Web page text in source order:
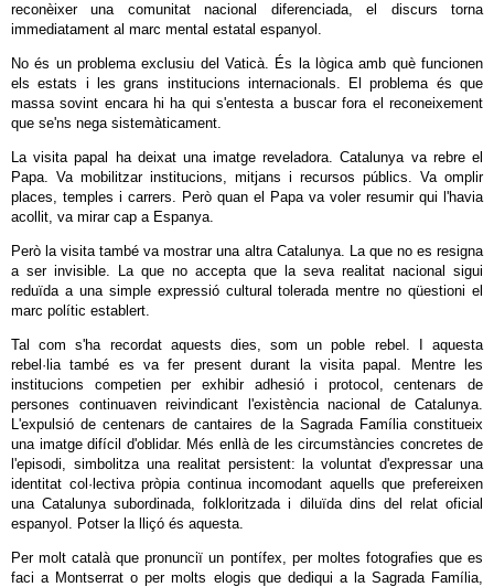
reconèixer una comunitat nacional diferenciada, el discurs torna
immediatament al marc mental estatal espanyol.
No és un problema exclusiu del Vaticà. És la lògica amb què funcionen
els estats i les grans institucions internacionals. El problema és que
massa sovint encara hi ha qui s'entesta a buscar fora el reconeixement
que se'ns nega sistemàticament.
La visita papal ha deixat una imatge reveladora. Catalunya va rebre el
Papa. Va mobilitzar institucions, mitjans i recursos públics. Va omplir
places, temples i carrers. Però quan el Papa va voler resumir qui l'havia
acollit, va mirar cap a Espanya.
Però la visita també va mostrar una altra Catalunya. La que no es resigna
a ser invisible. La que no accepta que la seva realitat nacional sigui
reduïda a una simple expressió cultural tolerada mentre no qüestioni el
marc polític establert.
Tal com s'ha recordat aquests dies, som un poble rebel. I aquesta
rebel·lia també es va fer present durant la visita papal. Mentre les
institucions competien per exhibir adhesió i protocol, centenars de
persones continuaven reivindicant l'existència nacional de Catalunya.
L'expulsió de centenars de cantaires de la Sagrada Família constitueix
una imatge difícil d'oblidar. Més enllà de les circumstàncies concretes de
l'episodi, simbolitza una realitat persistent: la voluntat d'expressar una
identitat col·lectiva pròpia continua incomodant aquells que prefereixen
una Catalunya subordinada, folkloritzada i diluïda dins del relat oficial
espanyol. Potser la lliçó és aquesta.
Per molt català que pronunciï un pontífex, per moltes fotografies que es
faci a Montserrat o per molts elogis que dediqui a la Sagrada Família,